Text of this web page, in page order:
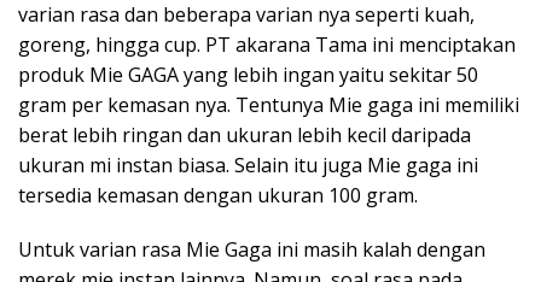
varian rasa dan beberapa varian nya seperti kuah,
goreng, hingga cup. PT akarana Tama ini menciptakan
produk Mie GAGA yang lebih ingan yaitu sekitar 50
gram per kemasan nya. Tentunya Mie gaga ini memiliki
berat lebih ringan dan ukuran lebih kecil daripada
ukuran mi instan biasa. Selain itu juga Mie gaga ini
tersedia kemasan dengan ukuran 100 gram.
Untuk varian rasa Mie Gaga ini masih kalah dengan